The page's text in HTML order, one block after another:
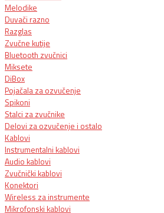
Melodike
Duvači razno
Razglas
Zvučne kutije
Bluetooth zvučnici
Miksete
DiBox
Pojačala za ozvučenje
Spikoni
Stalci za zvučnike
Delovi za ozvučenje i ostalo
Kablovi
Instrumentalni kablovi
Audio kablovi
Zvučnički kablovi
Konektori
Wireless za instrumente
Mikrofonski kablovi